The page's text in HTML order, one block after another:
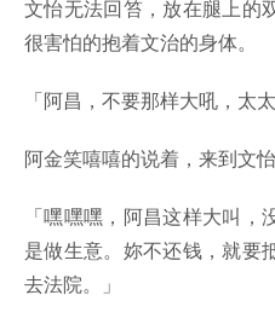
文怡无法回笞，放在腿上的
很害怕的抱着文治的身体。
「阿昌，不要那样大吼，太
阿金笑嘻嘻的说着，来到文怡
「嘿嘿嘿，阿昌这样大叫
是做生意。妳不还钱，就要
去法院。」